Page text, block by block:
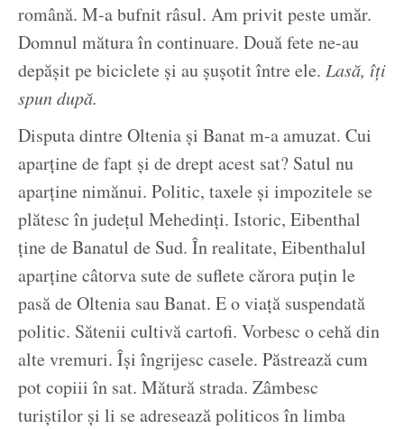
română. M-a bufnit râsul. Am privit peste umăr.
Domnul mătura în continuare. Două fete ne-au
depășit pe biciclete și au șușotit între ele. Lasă, îți
spun după.
Disputa dintre Oltenia și Banat m-a amuzat. Cui
aparține de fapt și de drept acest sat? Satul nu
aparține nimănui. Politic, taxele și impozitele se
plătesc în județul Mehedinți. Istoric, Eibenthal
ține de Banatul de Sud. În realitate, Eibenthalul
aparține câtorva sute de suflete cărora puțin le
pasă de Oltenia sau Banat. E o viață suspendată
politic. Sătenii cultivă cartofi. Vorbesc o cehă din
alte vremuri. Își îngrijesc casele. Păstrează cum
pot copiii în sat. Mătură strada. Zâmbesc
turiștilor și li se adresează politicos în limba